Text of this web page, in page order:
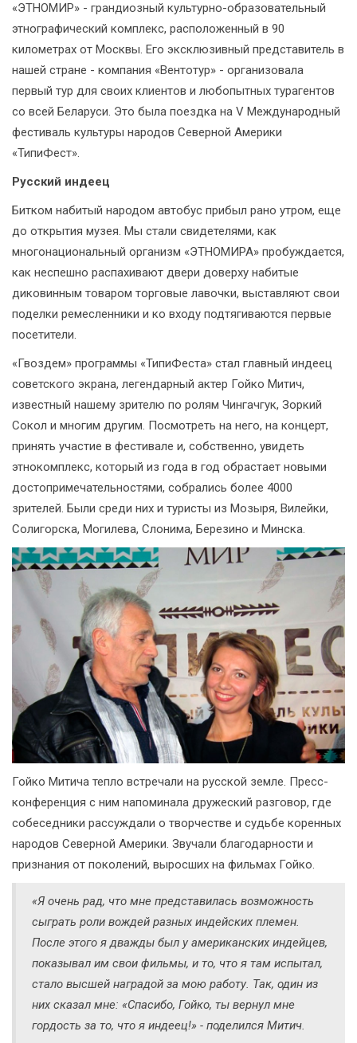
«ЭТНОМИР» - грандиозный культурно-образовательный
этнографический комплекс, расположенный в 90
километрах от Москвы. Его эксклюзивный представитель в
нашей стране - компания «Вентотур» - организовала
первый тур для своих клиентов и любопытных турагентов
со всей Беларуси. Это была поездка на V Международный
фестиваль культуры народов Северной Америки
«ТипиФест».
Русский индеец
Битком набитый народом автобус прибыл рано утром, еще
до открытия музея. Мы стали свидетелями, как
многонациональный организм «ЭТНОМИРА» пробуждается,
как неспешно распахивают двери доверху набитые
диковинным товаром торговые лавочки, выставляют свои
поделки ремесленники и ко входу подтягиваются первые
посетители.
«Гвоздем» программы «ТипиФеста» стал главный индеец
советского экрана, легендарный актер Гойко Митич,
известный нашему зрителю по ролям Чингачгук, Зоркий
Сокол и многим другим. Посмотреть на него, на концерт,
принять участие в фестивале и, собственно, увидеть
этнокомплекс, который из года в год обрастает новыми
достопримечательностями, собрались более 4000
зрителей. Были среди них и туристы из Мозыря, Вилейки,
Солигорска, Могилева, Слонима, Березино и Минска.
Гойко Митича тепло встречали на русской земле. Пресс-
конференция с ним напоминала дружеский разговор, где
собеседники рассуждали о творчестве и судьбе коренных
народов Северной Америки. Звучали благодарности и
признания от поколений, выросших на фильмах Гойко.
«Я очень рад, что мне представилась возможность
сыграть роли вождей разных индейских племен.
После этого я дважды был у американских индейцев,
показывал им свои фильмы, и то, что я там испытал,
стало высшей наградой за мою работу. Так, один из
них сказал мне: «Спасибо, Гойко, ты вернул мне
гордость за то, что я индеец!» - поделился Митич.